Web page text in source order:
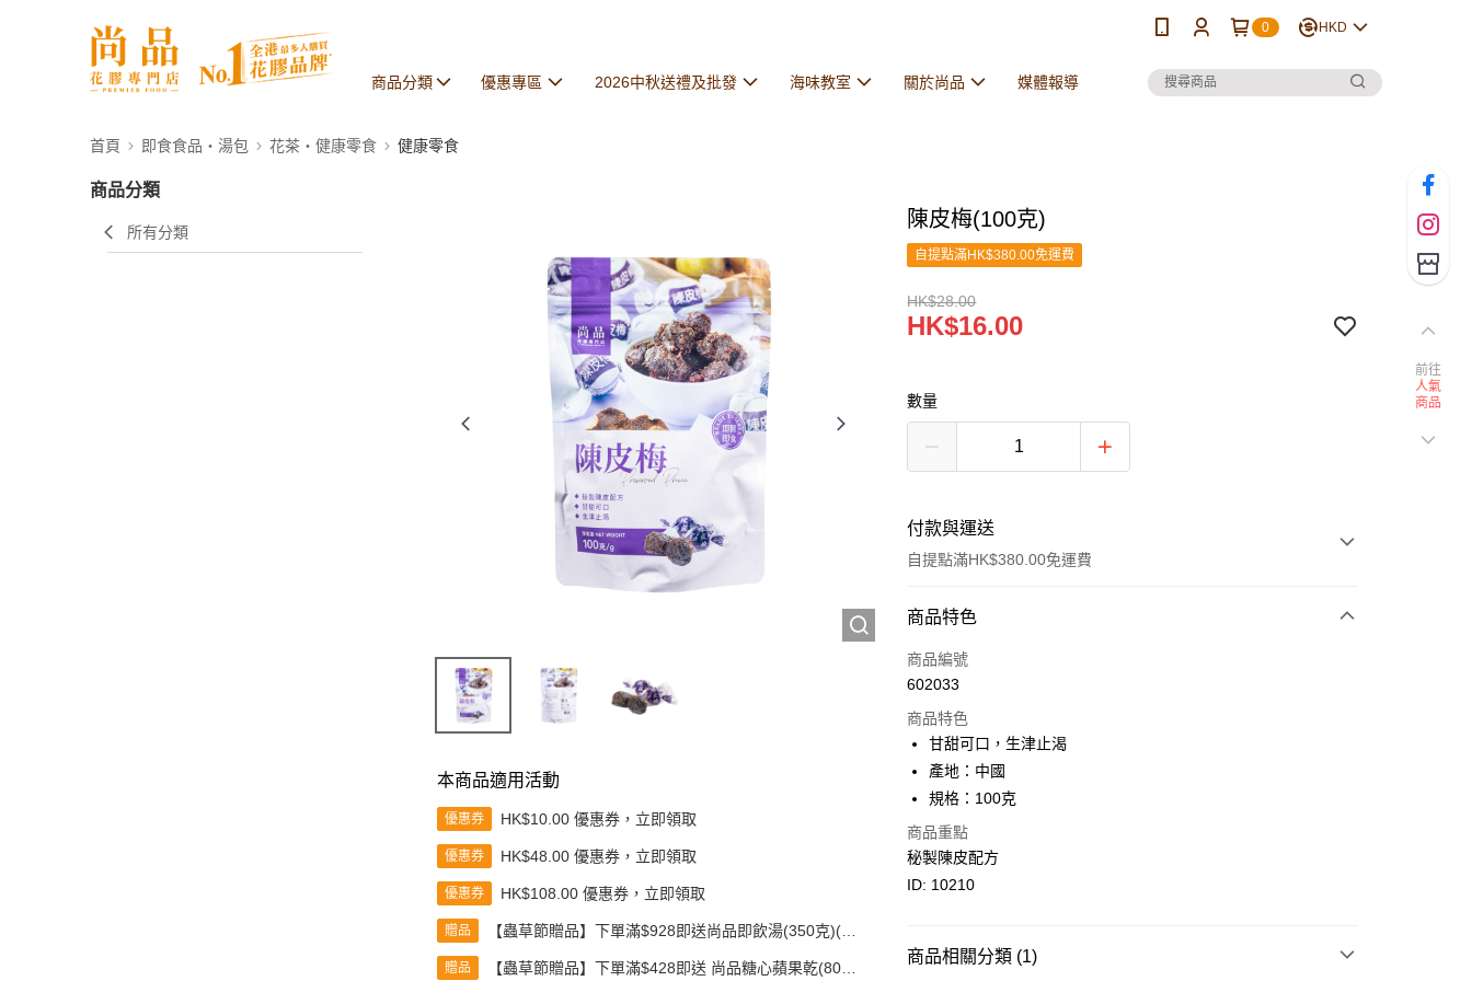
0 HKD
商品分類 優惠專區 2026中秋送禮及批發 海味教室 關於尚品 媒體報導
首頁 即食食品・湯包 花茶・健康零食 健康零食
商品分類
所有分類
本商品適用活動
優惠券 HK$10.00 優惠券，立即領取
優惠券 HK$48.00 優惠券，立即領取
優惠券 HK$108.00 優惠券，立即領取
贈品
【蟲草節贈品】下單滿$928即送尚品即飲湯(350克)(款
贈品
【蟲草節贈品】下單滿$428即送 尚品糖心蘋果乾(80
陳皮梅(100克)
自提點滿HK$380.00免運費
HK$28.00
HK$16.00
數量
付款與運送
自提點滿HK$380.00免運費
付款方式
信用卡
Google Pay
AlipayHK
WeChat Pay
相關說明
商品特色
商品編號
602033
商品特色
甘甜可口，生津止渴
產地：中國
規格：100克
商品重點
秘製陳皮配方
ID: 10210
商品相關分類 (1)
前往
人氣
商品